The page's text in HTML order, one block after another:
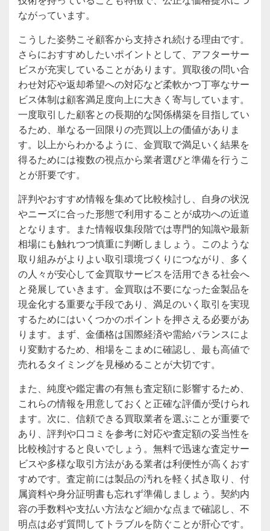
ながっています。
こうした姿勢こそ顧客から支持され続ける理由です。
さらにおすすめしたいポイントとして、アフターサー
ビスが充実していることがあります。買取後の問い合
わせ対応や返却希望への対応など柔軟かつ丁寧なサー
ビス体制は顧客満足度向上に大きく寄与しています。
一度取引した顧客との長期的な関係構築を目指してい
るため、単なる一回限りの売買以上の価値がありま
す。以上からわかるように、金買取で満足いく結果を
得るためには複数の視点から業者選びと準備を行うこ
とが肝要です。
評判やおすすめ情報を集めて比較検討し、自身の状況
やニーズに合った形態で利用することが成功への近道
となります。また情報収集段階では専門的知識や最新
相場にも触れつつ慎重に判断しましょう。このような
取り組みがよりよい取引環境づくりにつながり、多く
の人々が安心して金買取サービスを活用できる社会へ
と発展していきます。金買取は不要になった金製品を
現金化する重要な手段であり、満足のいく取引を実現
するためにはいくつかのポイントを押さえる必要があ
ります。まず、金価格は国際経済や需給バランスによ
り変動するため、相場をこまめに確認し、最も高値で
売れるタイミングを見極めることが大切です。
また、純度や鑑定書の有無も査定額に影響するため、
これらの情報を用意しておくと正確な評価が受けられ
ます。次に、信頼できる買取業者を選ぶことが重要で
あり、評判や口コミを参考に対応や査定額の妥当性を
比較検討すると良いでしょう。無料で迅速な査定サー
ビスや多様な取引方法がある業者は利便性が高くおす
すめです。査定前には製品の汚れを軽く拭き取り、付
属資料や身分証明書も忘れず準備しましょう。契約内
容の手数料や支払い方法など細かな点まで確認し、不
明点は必ず質問してトラブルを防ぐことが肝心です。